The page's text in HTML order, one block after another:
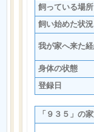
飼っている場所
飼い始めた状況
我が家へ来た
身体の状態
登録日
「９３５」の